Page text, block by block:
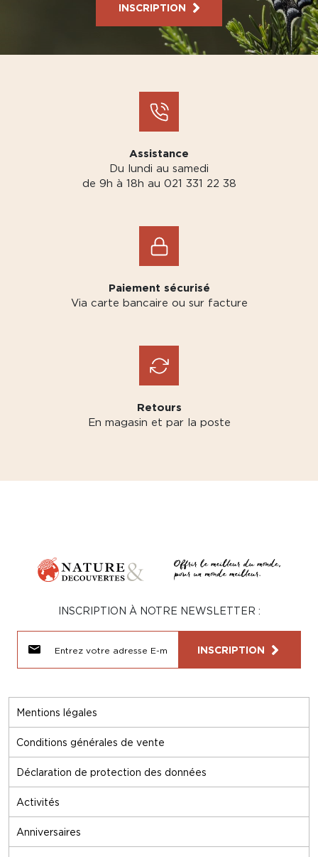
INSCRIPTION
Assistance
Du lundi au samedi
de 9h à 18h au 021 331 22 38
Paiement sécurisé
Via carte bancaire ou sur facture
Retours
En magasin et par la poste
Mentions légales
Conditions générales de vente
Déclaration de protection des données
Activités
Anniversaires
INSCRIPTION À NOTRE NEWSLETTER :
INSCRIPTION